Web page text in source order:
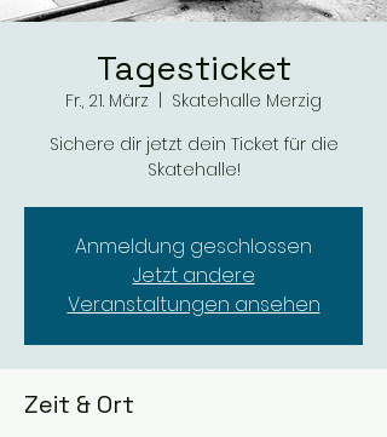
Tagesticket
Fr., 21. März
Skatehalle Merzig
Sichere dir jetzt dein Ticket für die
Skatehalle!
Anmeldung geschlossen
Jetzt andere
Veranstaltungen ansehen
Zeit & Ort